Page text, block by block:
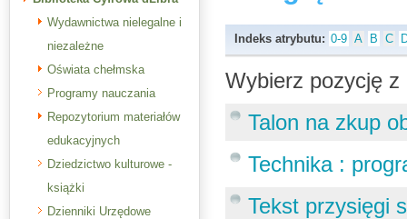
Wydawnictwa nielegalne i
niezależne
Oświata chełmska
Programy nauczania
Repozytorium materiałów
edukacyjnych
Dziedzictwo kulturowe -
książki
Dzienniki Urzędowe
Indeks atrybutu: 0-9 A B C
Wybierz pozycję
Talon na zkup
Technika :
Tekst przysięgi